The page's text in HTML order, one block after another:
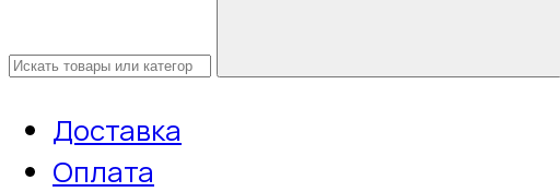
Доставка
Оплата